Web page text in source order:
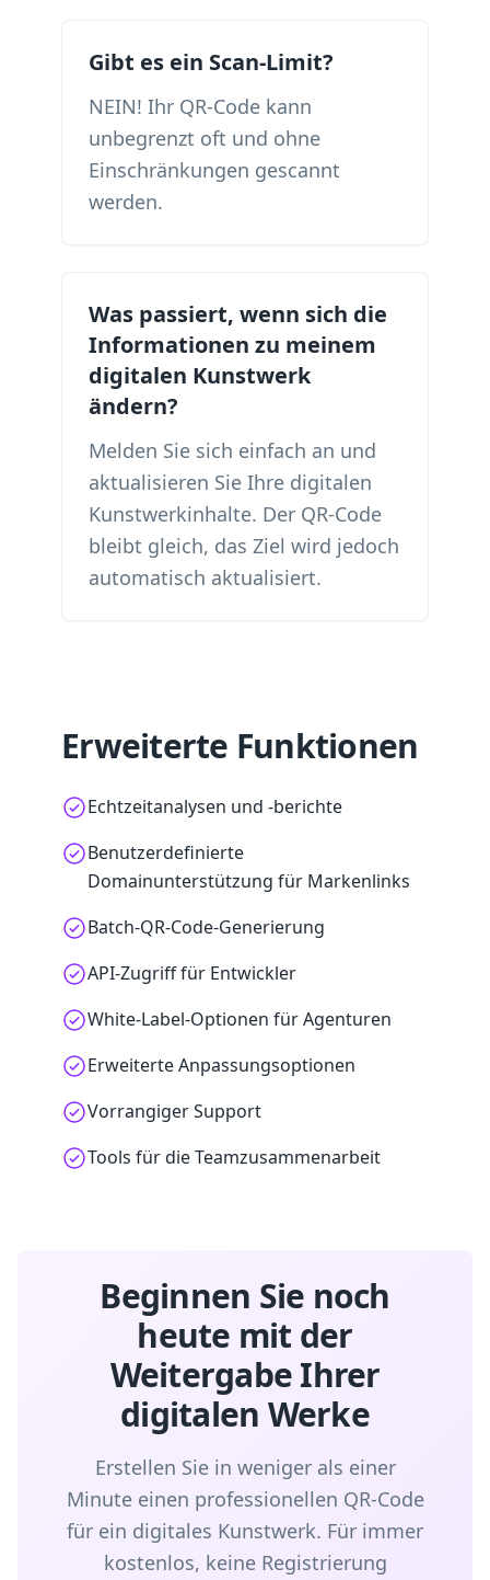
Gibt es ein Scan-Limit?
NEIN! Ihr QR-Code kann
unbegrenzt oft und ohne
Einschränkungen gescannt
werden.
Was passiert, wenn sich die
Informationen zu meinem
digitalen Kunstwerk
ändern?
Melden Sie sich einfach an und
aktualisieren Sie Ihre digitalen
Kunstwerkinhalte. Der QR-Code
bleibt gleich, das Ziel wird jedoch
automatisch aktualisiert.
Erweiterte Funktionen
Echtzeitanalysen und -berichte
Benutzerdefinierte
Domainunterstützung für Markenlinks
Batch-QR-Code-Generierung
API-Zugriff für Entwickler
White-Label-Optionen für Agenturen
Erweiterte Anpassungsoptionen
Vorrangiger Support
Tools für die Teamzusammenarbeit
Beginnen Sie noch
heute mit der
Weitergabe Ihrer
digitalen Werke
Erstellen Sie in weniger als einer
Minute einen professionellen QR-Code
für ein digitales Kunstwerk. Für immer
kostenlos, keine Registrierung